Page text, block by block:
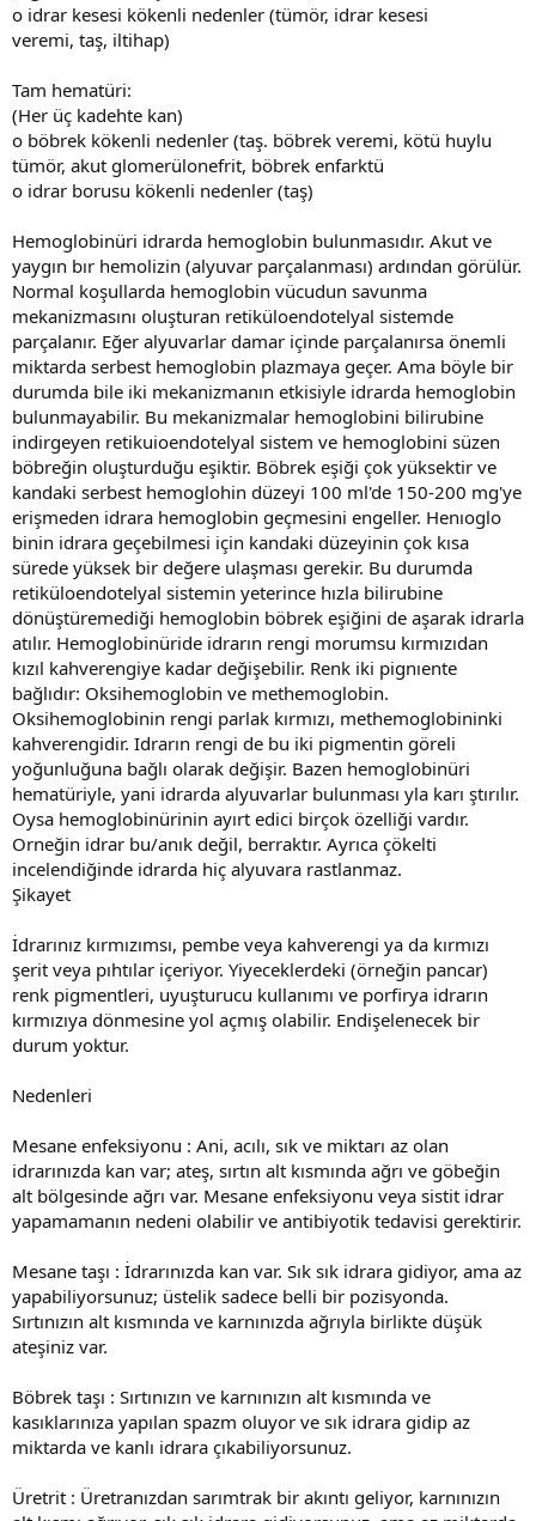
o idrar kesesi kökenli nedenler (tümör, idrar kesesi
veremi, taş, iltihap)
Tam hematüri:
(Her üç kadehte kan)
o böbrek kökenli nedenler (taş. böbrek veremi, kötü huylu
tümör, akut glomerülonefrit, böbrek enfarktü
o idrar borusu kökenli nedenler (taş)
Hemoglobinüri idrarda hemoglobin bulunmasıdır. Akut ve
yaygın bır hemolizin (alyuvar parçalanması) ardından görülür.
Normal koşullarda hemoglobin vücudun savunma
mekanizmasını oluşturan retiküloendotelyal sistemde
parçalanır. Eğer alyuvarlar damar içinde parçalanırsa önemli
miktarda serbest hemoglobin plazmaya geçer. Ama böyle bir
durumda bile iki mekanizmanın etkisiyle idrarda hemoglobin
bulunmayabilir. Bu mekanizmalar hemoglobini bilirubine
indirgeyen retikuioendotelyal sistem ve hemoglobini süzen
böbreğin oluşturduğu eşiktir. Böbrek eşiği çok yüksektir ve
kandaki serbest hemoglohin düzeyi 100 ml'de 150-200 mg'ye
erişmeden idrara hemoglobin geçmesini engeller. Henıoglo
binin idrara geçebilmesi için kandaki düzeyinin çok kısa
sürede yüksek bir değere ulaşması gerekir. Bu durumda
retiküloendotelyal sistemin yeterince hızla bilirubine
dönüştüremediği hemoglobin böbrek eşiğini de aşarak idrarla
atılır. Hemoglobinüride idrarın rengi morumsu kırmızıdan
kızıl kahverengiye kadar değişebilir. Renk iki pignıente
bağlıdır: Oksihemoglobin ve methemoglobin.
Oksihemoglobinin rengi parlak kırmızı, methemoglobininki
kahverengidir. Idrarın rengi de bu iki pigmentin göreli
yoğunluğuna bağlı olarak değişir. Bazen hemoglobinüri
hematüriyle, yani idrarda alyuvarlar bulunması yla karı ştırılır.
Oysa hemoglobinürinin ayırt edici birçok özelliği vardır.
Orneğin idrar bu/anık değil, berraktır. Ayrıca çökelti
incelendiğinde idrarda hiç alyuvara rastlanmaz.
Şikayet
İdrarınız kırmızımsı, pembe veya kahverengi ya da kırmızı
şerit veya pıhtılar içeriyor. Yiyeceklerdeki (örneğin pancar)
renk pigmentleri, uyuşturucu kullanımı ve porfirya idrarın
kırmızıya dönmesine yol açmış olabilir. Endişelenecek bir
durum yoktur.
Nedenleri
Mesane enfeksiyonu : Ani, acılı, sık ve miktarı az olan
idrarınızda kan var; ateş, sırtın alt kısmında ağrı ve göbeğin
alt bölgesinde ağrı var. Mesane enfeksiyonu veya sistit idrar
yapamamanın nedeni olabilir ve antibiyotik tedavisi gerektirir.
Mesane taşı : İdrarınızda kan var. Sık sık idrara gidiyor, ama az
yapabiliyorsunuz; üstelik sadece belli bir pozisyonda.
Sırtınızın alt kısmında ve karnınızda ağrıyla birlikte düşük
ateşiniz var.
Böbrek taşı : Sırtınızın ve karnınızın alt kısmında ve
kasıklarınıza yapılan spazm oluyor ve sık idrara gidip az
miktarda ve kanlı idrara çıkabiliyorsunuz.
Üretrit : Üretranızdan sarımtrak bir akıntı geliyor, karnınızın